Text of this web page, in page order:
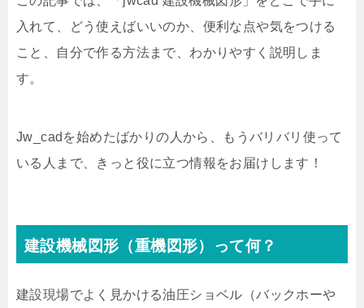
入れて、どう使えばいいのか、便利な点や気をつける
こと、自分で作る方法まで、わかりやすく説明しま
す。
Jw_cadを始めたばかりの人から、もうバリバリ使って
いる人まで、きっと役に立つ情報をお届けします！
建設機械図形（重機図形）って何？
建設現場でよく見かける油圧ショベル（バックホーや